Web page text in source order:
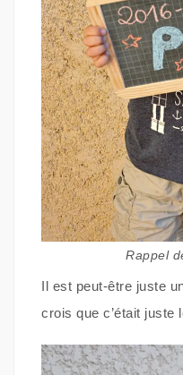
Rappel
Il est peut-être juste
crois que c’était juste